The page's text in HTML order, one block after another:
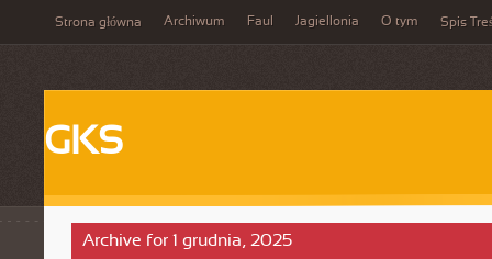
Strona główna Archiwum Faul Jagiellonia O tym Spis
GKS
Archive for 1 grudnia, 2025